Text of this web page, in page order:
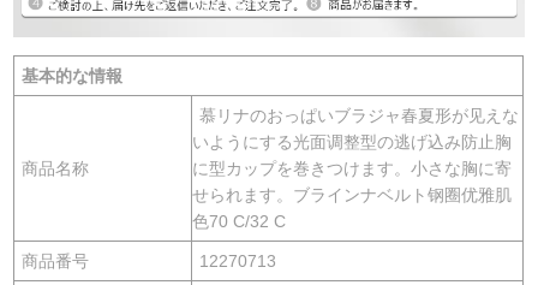
基本的な情報
商品名称
慕リナのおっぱいブラジャ春夏形が见えな
いようにする光面调整型の逃げ込み防止胸
に型カップを巻きつけます。小さな胸に寄
せられます。ブラインナベルト钢圈优雅肌
色70 C/32 C
商品番号 12270713